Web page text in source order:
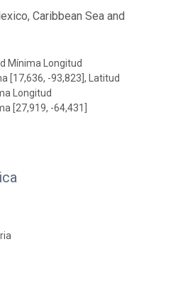
Caribbean Sea and
Mínima Longitud
[17,636, -93,823], Latitud
Longitud
[27,919, -64,431]